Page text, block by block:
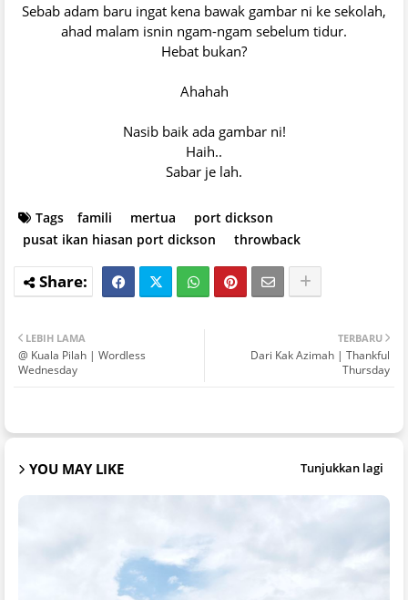
Sebab adam baru ingat kena bawak gambar ni ke sekolah,
ahad malam isnin ngam-ngam sebelum tidur.
Hebat bukan?
Ahahah
Nasib baik ada gambar ni!
Haih..
Sabar je lah.
Tags famili mertua
port dickson
pusat ikan hiasan port dickson
throwback
TERBARU
Dari Kak Azimah | Thankful
Thursday
LEBIH LAMA
@ Kuala Pilah | Wordless
Wednesday
YOU MAY LIKE Tunjukkan lagi